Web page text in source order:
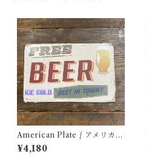
American Plate / アメリカン
プレート
¥4,180